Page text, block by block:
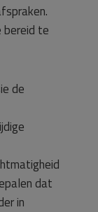
bereid te
de
dat
in